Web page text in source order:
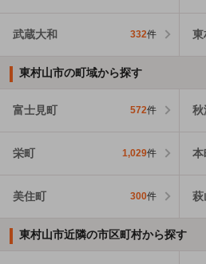
武蔵大和 332件 東
東村山市の町域から探す
富士見町 572件 秋
栄町 1,029件 本
美住町 300件 萩
東村山市近隣の市区町村から探す